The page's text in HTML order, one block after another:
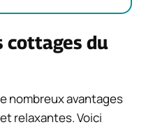
cottages du
nombreux avantages
relaxantes. Voici